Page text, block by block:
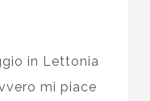
in Lettonia
mi piace